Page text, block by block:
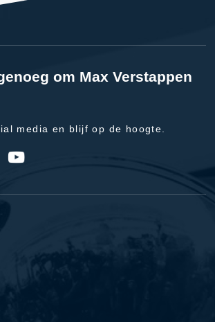
om Max Verstappen
media en blijf op de hoogte.